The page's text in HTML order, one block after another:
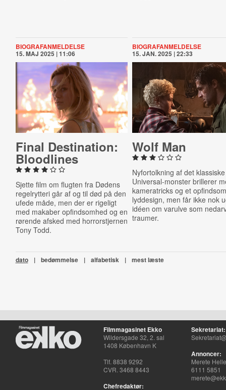
BIOGRAFANMELDELSE
15. MAJ 2025 | 11:06
Final Des­tin­a­tion:
Blood­lines
Sjette film om flugten fra Dødens
regelrytteri går af og til død på den
ufede måde, men der er rigeligt
med makaber opfindsomhed og en
rørende afsked med horrorstjernen
Tony Todd.
BIOGRAFANMELDELSE
15. JAN. 2025 | 22:33
Wolf Man
Nyfortolkning af det klassiske
Universal-monster brillerer
kameratricks og et
lyddesign, men får ikke nok
idéen om varulve som
traumer.
dato | bedømmelse | alfabetisk | mest læste
Filmmagasinet Ekko
Wildersgade 32, 2. sal
1408 København K
Tlf. 8838 9292
CVR. 3468 8443
Chefredaktør:
Sekretariat:
Annoncer:
Merete
6111 5851